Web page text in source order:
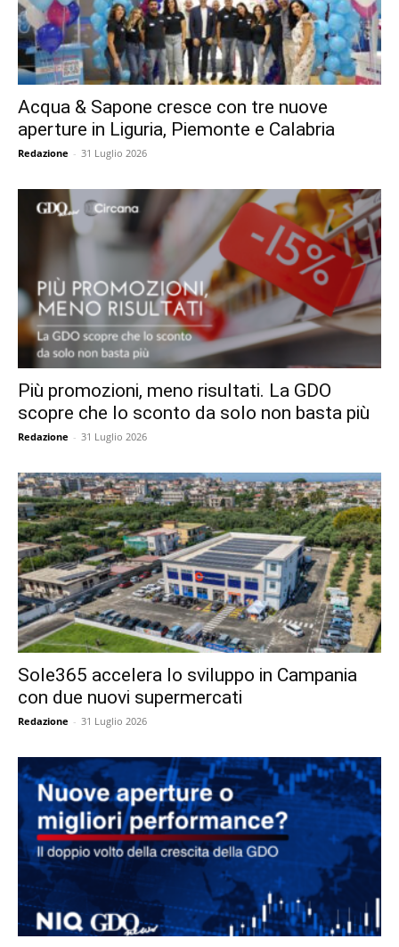
Acqua & Sapone cresce con tre nuove
aperture in Liguria, Piemonte e Calabria
Redazione - 31 Luglio 2026
Più promozioni, meno risultati. La GDO
scopre che lo sconto da solo non basta più
Redazione - 31 Luglio 2026
Sole365 accelera lo sviluppo in Campania
con due nuovi supermercati
Redazione - 31 Luglio 2026